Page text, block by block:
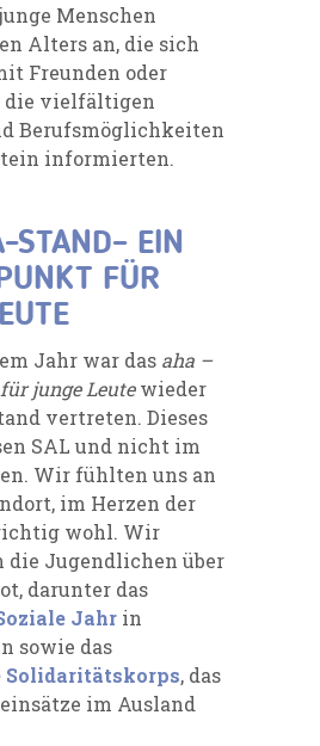
Menschen
Alters an, die sich
Freunden oder
die vielfältigen
Berufsmöglichkeiten
informierten.
STAND– EIN
FÜR
Jahr war das aha –
junge Leutewieder
vertreten. Dieses
SAL und nicht im
Wir fühlten uns an
im Herzen der
wohl. Wir
Jugendlichen über
darunter das
Jahr in
sowie das
Solidaritätskorps, das
im Ausland